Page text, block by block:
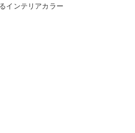
インテリアカラー